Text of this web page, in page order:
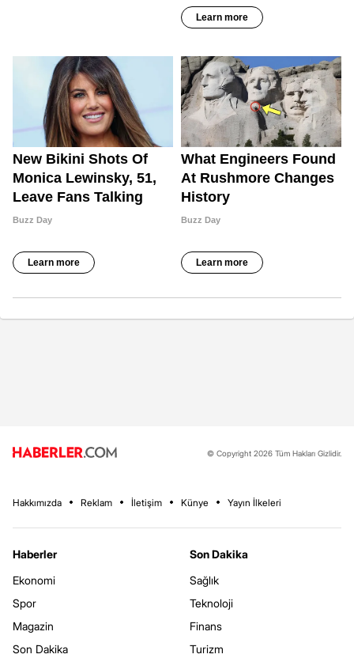
© Copyright 2026 Tüm Hakları Gizlidir.
Hakkımızda Reklam İletişim Künye Yayın İlkeleri
Haberler
Ekonomi
Spor
Magazin
Son Dakika
Son Dakika
Sağlık
Teknoloji
Finans
Turizm